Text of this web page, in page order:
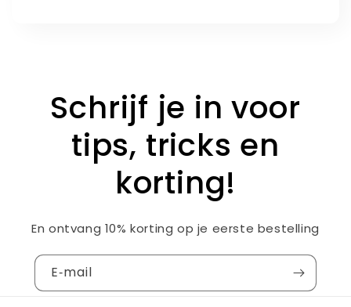
Schrijf je in voor
tips, tricks en
korting!
En ontvang 10% korting op je eerste bestelling
E‑mail